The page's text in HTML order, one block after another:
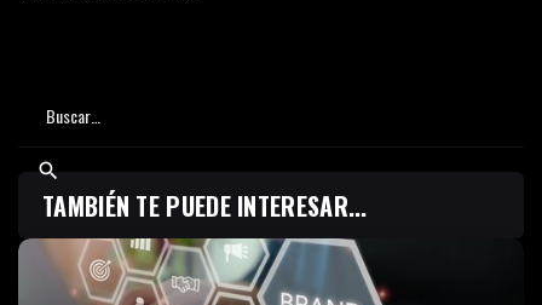
TAMBIÉN TE PUEDE INTERESAR...